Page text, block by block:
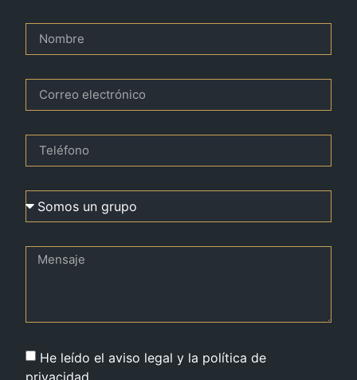
He leído el aviso legal y la política de
privacidad